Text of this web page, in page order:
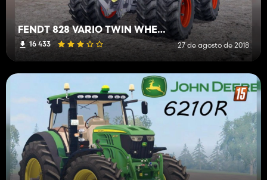
FENDT 828 VARIO TWIN WHEELS
16 433 27 de agosto de 2018